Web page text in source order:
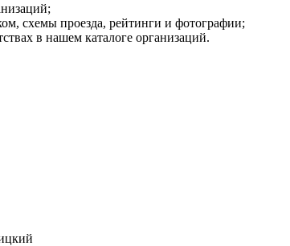
схемы проезда, рейтинги и фотографии;
в нашем каталоге организаций.